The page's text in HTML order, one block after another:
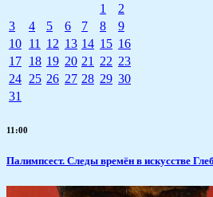
1
2
3
4 5 6 7 8
9
10 11 12 13 14 15 16
17 18 19 20 21 22 23
24 25 26 27 28 29 30
31
11:00
Палимпсест. Следы времён в искусстве